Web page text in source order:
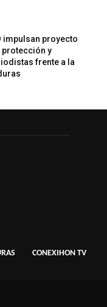
impulsan proyecto
y
frente a la
CONEXIHON TV